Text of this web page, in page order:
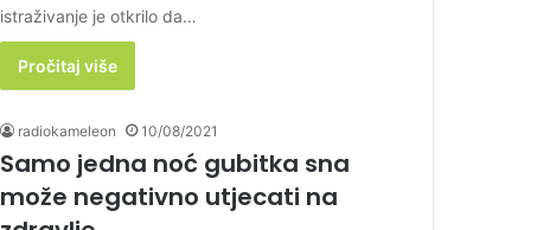
istraživanje je otkrilo da…
Pročitaj više
radiokameleon 10/08/2021
Samo jedna noć gubitka sna
može negativno utjecati na